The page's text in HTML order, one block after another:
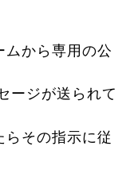
ムから専用の公
ージが送られて
らその指示に従